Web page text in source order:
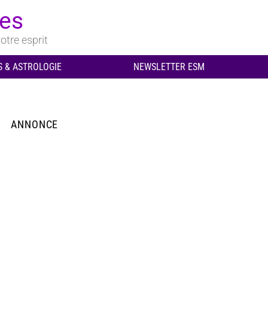
esprit
& ASTROLOGIE NEWSLETTER ESM
ANNONCE